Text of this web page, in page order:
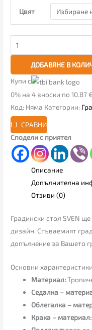
Цвят
ДОБАВЯНЕ В
Купи с
0% на 4 вноски по 10.87
Код: Няма Категории:
СРАВНИ
Сподели с приятел
Описание
Допълнителна
Отзиви (0)
Градински стол SVEN
дизайн. Сгъваемият
допълнение за Вашето
Основни
Материал:
Седалка –
Облегалка –
Крака –